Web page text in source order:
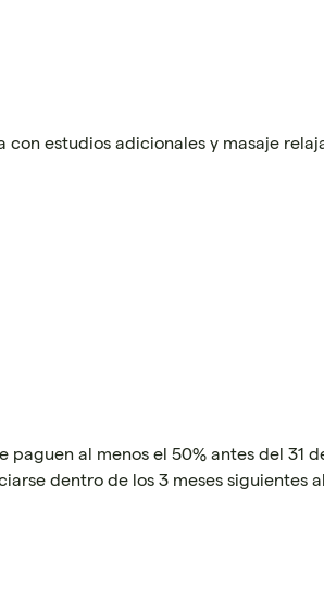
estudios adicionales y masaje
al menos el 50% antes del 31
dentro de los 3 meses siguientes